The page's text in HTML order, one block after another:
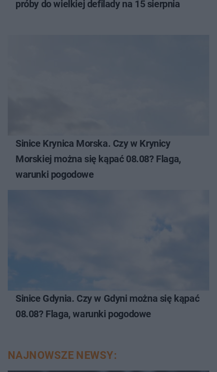
próby do wielkiej defilady na 15 sierpnia
Sinice Krynica Morska. Czy w Krynicy
Morskiej można się kąpać 08.08? Flaga,
warunki pogodowe
Sinice Gdynia. Czy w Gdyni można się kąpać
08.08? Flaga, warunki pogodowe
NAJNOWSZE NEWSY: